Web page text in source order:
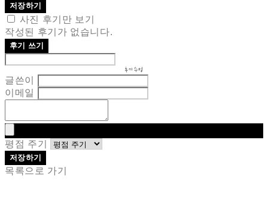
저장하기
사진 후기만 보기
작성된 후기가 없습니다.
후기 쓰기
후기 수정
글쓴이
이메일
평점 주기
저장하기
목록으로 가기